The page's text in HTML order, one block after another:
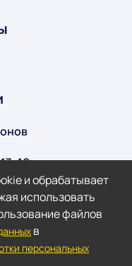
v.ru
и обрабатывает
использовать
файлов
в
персональных